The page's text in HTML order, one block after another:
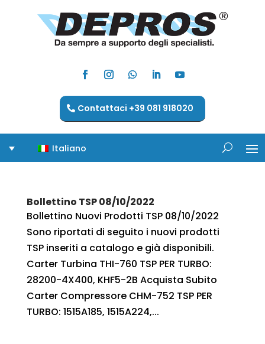
Contattaci +39 081 918020
Italiano
Bollettino TSP 08/10/2022
Bollettino Nuovi Prodotti TSP 08/10/2022
Sono riportati di seguito i nuovi prodotti
TSP inseriti a catalogo e già disponibili.
Carter Turbina THI-760 TSP PER TURBO:
28200-4X400, KHF5-2B Acquista Subito
Carter Compressore CHM-752 TSP PER
TURBO: 1515A185, 1515A224,...